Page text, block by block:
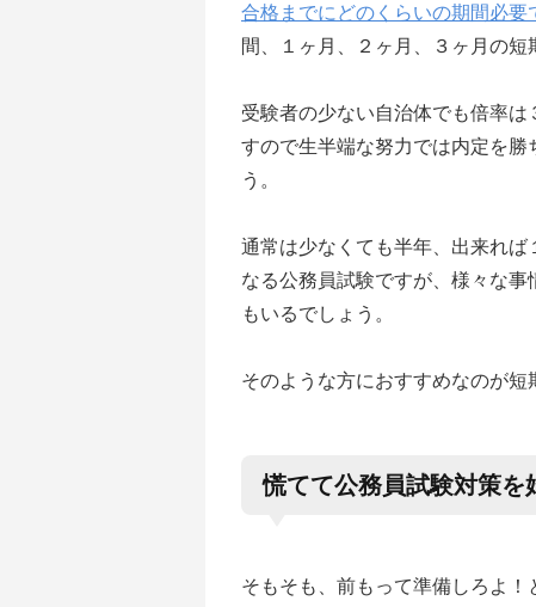
合格までにどのくらいの期間必要
間、１ヶ月、２ヶ月、３ヶ月の短
受験者の少ない自治体でも倍率
すので生半端な努力では内定を勝
う。
通常は少なくても半年、出来れ
なる公務員試験ですが、様々な
もいるでしょう。
そのような方におすすめなのが短
慌てて公務員試験対策を
そもそも、前もって準備しろよ